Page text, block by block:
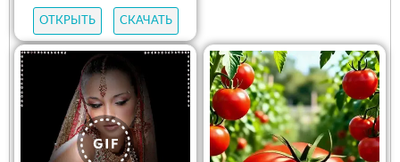
ОТКРЫТЬ СКАЧАТЬ